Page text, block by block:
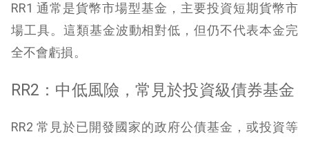
RR1 通常是貨幣市場型基金，主要投資短期貨幣市
場工具。這類基金波動相對低，但仍不代表本金完
全不會虧損。
RR2：中低風險，常見於投資級債券基金
RR2 常見於已開發國家的政府公債基金，或投資等